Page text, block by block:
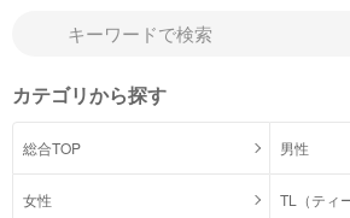
カテゴリから探す
総合TOP 男性
女性 TL（ティ